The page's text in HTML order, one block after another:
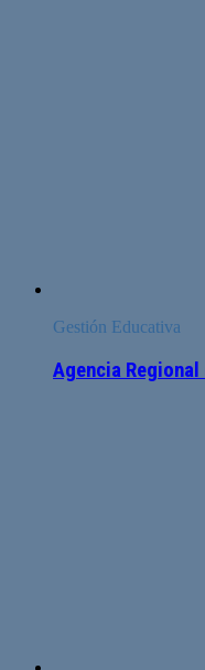
Gestión Educativa
Agencia